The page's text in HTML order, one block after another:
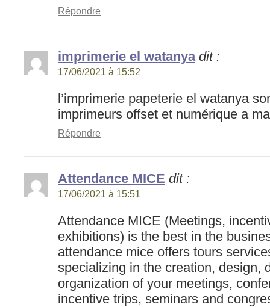
Répondre
imprimerie el watanya dit :
17/06/2021 à 15:52
l’imprimerie papeterie el watanya
imprimeurs offset et numérique a
Répondre
Attendance MICE dit :
17/06/2021 à 15:51
Attendance MICE (Meetings,
exhibitions) is the best in the
attendance mice offers tours
specializing in the creation, design,
organization of your meetings,
incentive trips, seminars and